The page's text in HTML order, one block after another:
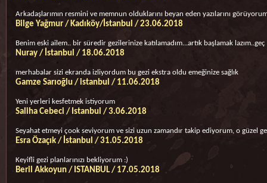
Arkadaşlarımın resmini ve memnun olduklarını beyan eden yazılarını
Bilge Yağmur / Kadıköy/İstanbul / 23.06.2018
Benim eski ailem.. bir süredir gezilerinize katılamadım...artık başlamak
Nuray / İstanbul / 18.06.2018
merhabalar sizi ekranda izliyordum bu gezi ekstra oldu emeğinize sağlık
Gamze Sarıoğlu / istanbul / 11.06.2018
Yeni yerleri kesfetmek istiyorum
Saliha Cebeci / Istanbul / 3.06.2018
Seyahat etmeyi çook seviyorum ve sizi uzun zamandır takip ediyorum, o güzel
Esra Özaçık / İstanbul / 31.05.2018
Keyifli gezi planlarınızı bekliyorum :)
Beril Akkoyun / ISTANBUL / 17.05.2018